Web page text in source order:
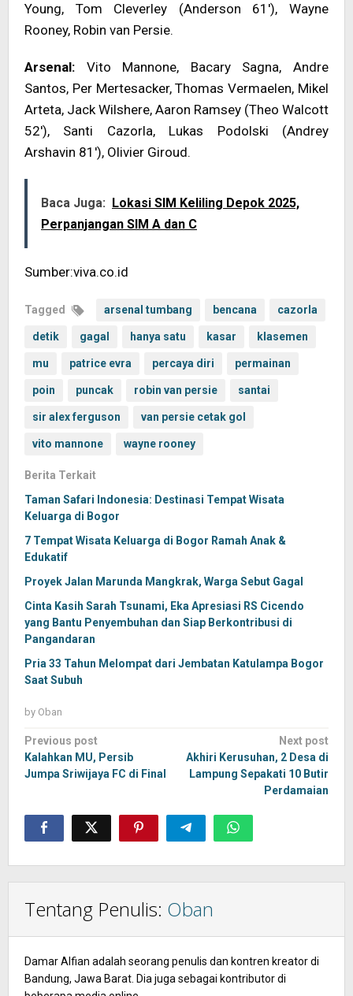
Young, Tom Cleverley (Anderson 61′), Wayne
Rooney, Robin van Persie.
Arsenal: Vito Mannone, Bacary Sagna, Andre
Santos, Per Mertesacker, Thomas Vermaelen, Mikel
Arteta, Jack Wilshere, Aaron Ramsey (Theo Walcott
52′), Santi Cazorla, Lukas Podolski (Andrey
Arshavin 81′), Olivier Giroud.
Baca Juga: Lokasi SIM Keliling Depok 2025,
Perpanjangan SIM A dan C
Sumber:viva.co.id
Tagged arsenal tumbang bencana cazorla
detik gagal hanya satu kasar klasemen
mu patrice evra percaya diri permainan
poin puncak robin van persie santai
sir alex ferguson van persie cetak gol
vito mannone wayne rooney
Berita Terkait
Taman Safari Indonesia: Destinasi Tempat Wisata
Keluarga di Bogor
7 Tempat Wisata Keluarga di Bogor Ramah Anak &
Edukatif
Proyek Jalan Marunda Mangkrak, Warga Sebut Gagal
Cinta Kasih Sarah Tsunami, Eka Apresiasi RS Cicendo
yang Bantu Penyembuhan dan Siap Berkontribusi di
Pangandaran
Pria 33 Tahun Melompat dari Jembatan Katulampa Bogor
Saat Subuh
by Oban
Post
navigation
Previous post
Kalahkan MU, Persib
Jumpa Sriwijaya FC di Final
Next post
Akhiri Kerusuhan, 2 Desa di
Lampung Sepakati 10 Butir
Perdamaian
Tentang Penulis: Oban
Damar Alfian adalah seorang penulis dan kontren kreator di
Bandung, Jawa Barat. Dia juga sebagai kontributor di